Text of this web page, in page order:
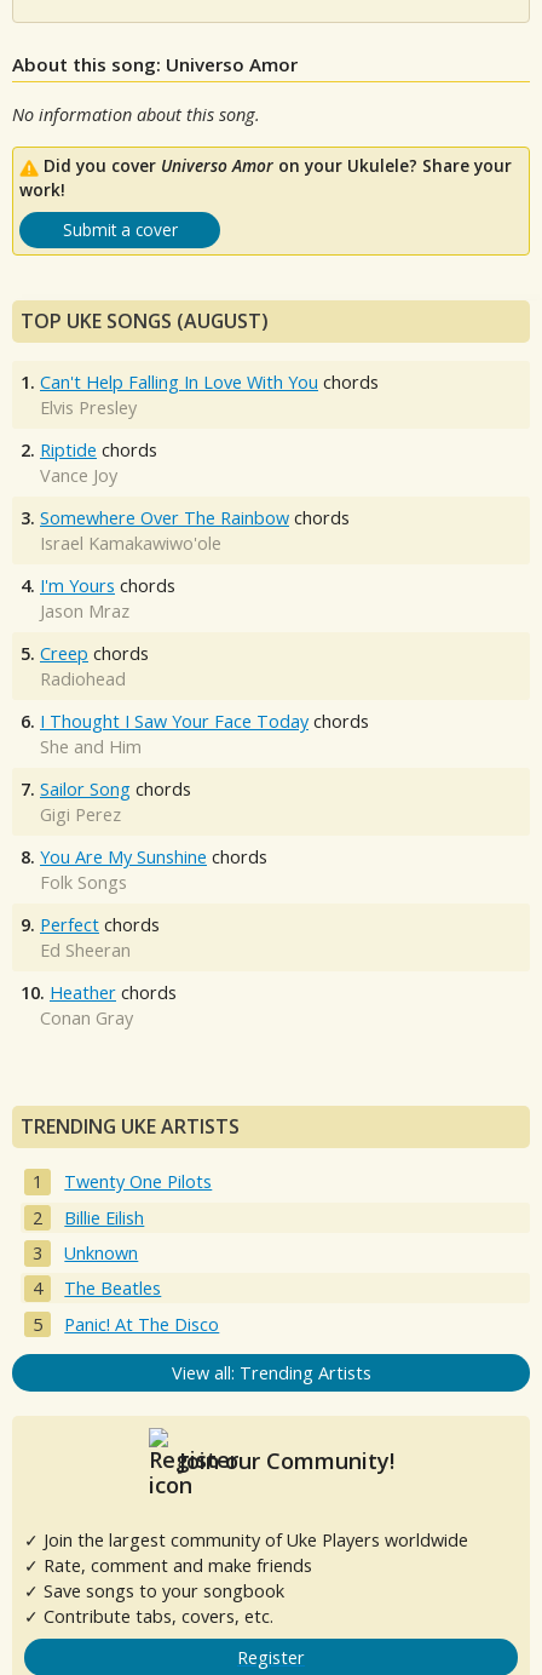
About this song: Universo Amor
No information about this song.
Did you cover Universo Amor on your Ukulele? Share your
work!
Submit a cover
TOP UKE SONGS (AUGUST)
1. Can't Help Falling In Love With You chords
Elvis Presley
2. Riptide chords
Vance Joy
3. Somewhere Over The Rainbow chords
Israel Kamakawiwo'ole
4. I'm Yours chords
Jason Mraz
5. Creep chords
Radiohead
6. I Thought I Saw Your Face Today chords
She and Him
7. Sailor Song chords
Gigi Perez
8. You Are My Sunshine chords
Folk Songs
9. Perfect chords
Ed Sheeran
10. Heather chords
Conan Gray
TRENDING UKE ARTISTS
Twenty One Pilots
Billie Eilish
Unknown
The Beatles
Panic! At The Disco
View all: Trending Artists
Join our Community!
✓ Join the largest community of Uke Players worldwide
✓ Rate, comment and make friends
✓ Save songs to your songbook
✓ Contribute tabs, covers, etc.
Register